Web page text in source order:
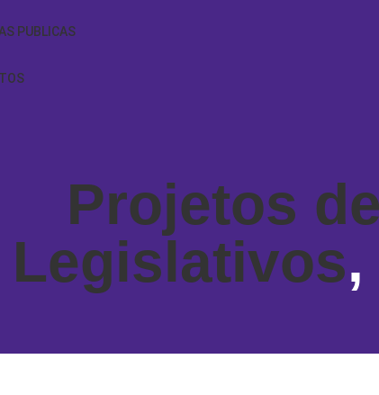
PUBLICAS
Projetos
Legislativos,